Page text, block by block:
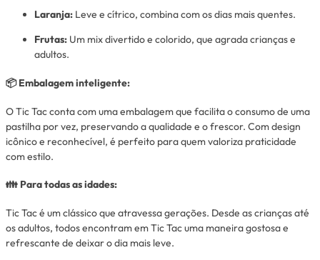
Laranja: Leve e cítrico, combina com os dias mais quentes.
Frutas: Um mix divertido e colorido, que agrada crianças e
adultos.
📦 Embalagem inteligente:
O Tic Tac conta com uma embalagem que facilita o consumo de uma
pastilha por vez, preservando a qualidade e o frescor. Com design
icônico e reconhecível, é perfeito para quem valoriza praticidade
com estilo.
👪 Para todas as idades:
Tic Tac é um clássico que atravessa gerações. Desde as crianças até
os adultos, todos encontram em Tic Tac uma maneira gostosa e
refrescante de deixar o dia mais leve.